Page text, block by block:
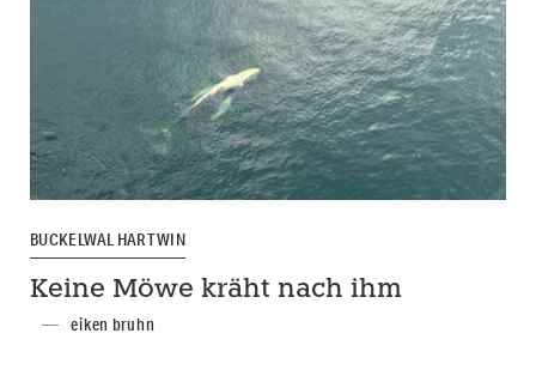
BUCKELWAL HARTWIN
Keine Möwe kräht nach ihm
eiken bruhn